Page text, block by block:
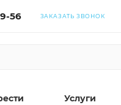
56 ЗАКАЗАТЬ ЗВОНОК
Услуги